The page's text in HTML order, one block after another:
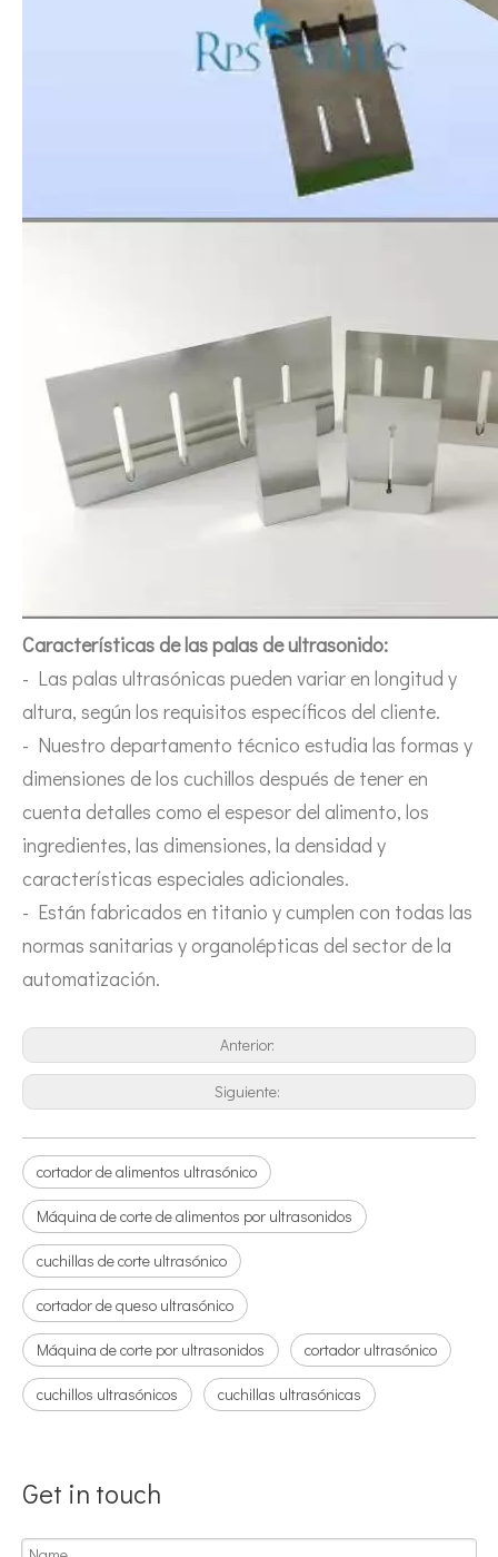
La tecnología de atomización por ultrasonido es un método
Características de las palas de ultrasonido:
- Las palas ultrasónicas pueden variar en longitud y
altura, según los requisitos específicos del cliente.
- Nuestro departamento técnico estudia las formas y
dimensiones de los cuchillos después de tener en
cuenta detalles como el espesor del alimento, los
ingredientes, las dimensiones, la densidad y
características especiales adicionales.
- Están fabricados en titanio y cumplen con todas las
normas sanitarias y organolépticas del sector de la
automatización.
Anterior:
Siguiente:
cortador de alimentos ultrasónico
Máquina de corte de alimentos por ultrasonidos
cuchillas de corte ultrasónico
cortador de queso ultrasónico
Máquina de corte por ultrasonidos cortador ultrasónico
cuchillos ultrasónicos cuchillas ultrasónicas
Get in touch